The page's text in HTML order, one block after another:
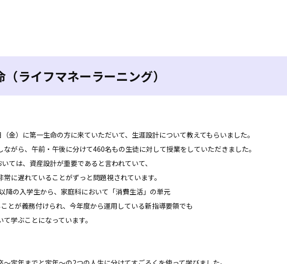
（ライフマネーラーニング）
金）に第一生命の方に来ていただいて、生涯設計について教えてもらいました。
ながら、午前・午後に分けて460名もの生徒に対して授業をしていただきました。
ては、資産設計が重要であると言われていて、
常に遅れていることがずっと問題視されています。
降の入学生から、家庭科において「消費生活」の単元
とが義務付けられ、今年度から運用している新指導要領でも
て学ぶことになっています。